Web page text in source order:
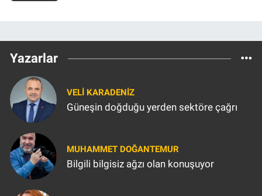
Yazarlar
VELI KARADENIZ
Güneşin doğduğu yerden sektöre çağrı
MUHAMMET DOĞANTEMUR
Bilgili bilgisiz ağzı olan konuşuyor